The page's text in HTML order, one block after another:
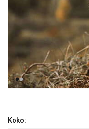
Koko: